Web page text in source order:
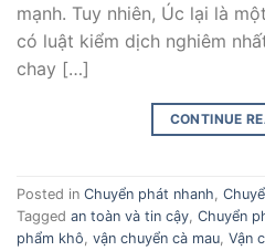
mạnh. Tuy nhiên, Úc lại là
có luật kiểm dịch nghiêm
chay […]
CONTINUE
Posted in Chuyển phát nhanh
Tagged an toàn và tin cậy Chuyển
phẩm khô vận chuyển cà mau Vận